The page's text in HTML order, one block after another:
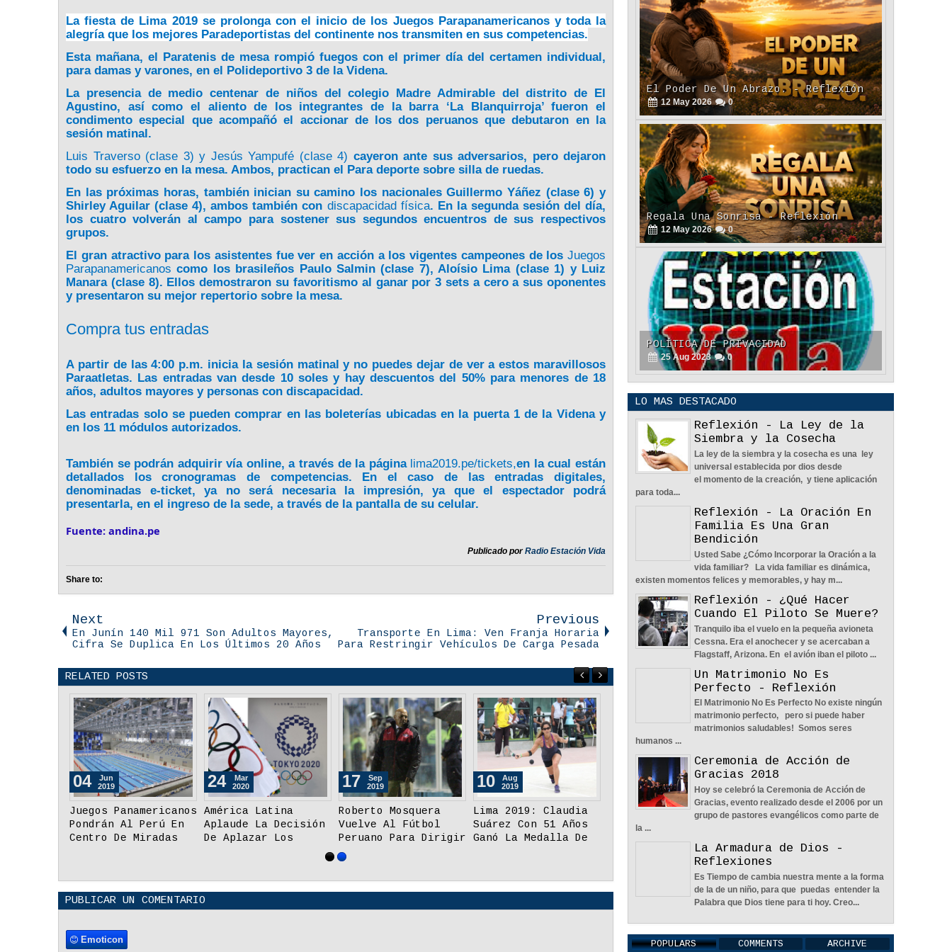
La fiesta de Lima 2019 se prolonga con el inicio de los Juegos Parapanamericanos y toda la
alegría que los mejores Paradeportistas del continente nos transmiten en sus competencias.
Esta mañana, el Paratenis de mesa rompió fuegos con el primer día del certamen individual,
para damas y varones, en el Polideportivo 3 de la Videna.
La presencia de medio centenar de niños del colegio Madre Admirable del distrito de El
Agustino, así como el aliento de los integrantes de la barra ‘La Blanquirroja’ fueron el
condimento especial que acompañó el accionar de los dos peruanos que debutaron en la
sesión matinal.
Luis Traverso (clase 3) y Jesús Yampufé (clase 4) cayeron ante sus adversarios, pero dejaron
todo su esfuerzo en la mesa. Ambos, practican el Para deporte sobre silla de ruedas.
En las próximas horas, también inician su camino los nacionales Guillermo Yáñez (clase 6) y
Shirley Aguilar (clase 4), ambos también con discapacidad física. En la segunda sesión del día,
los cuatro volverán al campo para sostener sus segundos encuentros de sus respectivos
grupos.
El gran atractivo para los asistentes fue ver en acción a los vigentes campeones de los Juegos
Parapanamericanos como los brasileños Paulo Salmin (clase 7), Aloísio Lima (clase 1) y Luiz
Manara (clase 8). Ellos demostraron su favoritismo al ganar por 3 sets a cero a sus oponentes
y presentaron su mejor repertorio sobre la mesa.
Compra tus entradas
A partir de las 4:00 p.m. inicia la sesión matinal y no puedes dejar de ver a estos maravillosos
Paraatletas. Las entradas van desde 10 soles y hay descuentos del 50% para menores de 18
años, adultos mayores y personas con discapacidad.
Las entradas solo se pueden comprar en las boleterías ubicadas en la puerta 1 de la Videna y
en los 11 módulos autorizados.
También se podrán adquirir vía online, a través de la página lima2019.pe/tickets,en la cual están
detallados los cronogramas de competencias. En el caso de las entradas digitales,
denominadas e-ticket, ya no será necesaria la impresión, ya que el espectador podrá
presentarla, en el ingreso de la sede, a través de la pantalla de su celular.
Fuente: andina.pe
Publicado porRadio Estación Vida
Share to:
Next
En Junín 140 Mil 971 Son Adultos Mayores,
Cifra Se Duplica En Los Últimos 20 Años
Previous
Transporte En Lima: Ven Franja Horaria
Para Restringir Vehículos De Carga Pesada
RELATED POSTS
Perú derrota a
República Dominicana
en Mundial de
19
Jul
2019
Juegos Panamericanos
Pondrán Al Perú En
Centro De Miradas
04
Jun
2019
América Latina
Aplaude La Decisión
De Aplazar Los
Juegos De Tokio 2020
24
Mar
2020
Roberto Mosquera
Vuelve Al Fútbol
Peruano Para Dirigir
17
Sep
2019
Lima 2019: Claudia
Suárez Con 51 Años
Oro En Frontón
Aug
2019
PUBLICAR UN COMENTARIO
Emoticon
El Poder De Un Abrazo. - Reflexión
12 May 2026 0
Regala Una Sonrisa - Reflexión
12 May 2026 0
POLÍTICA DE PRIVACIDAD
25 Aug 2023 0
La Amistad y el Noviazgo -
Reflexión
2022 0
Nos Toca Escoger El Camino, Fácil O
Difícil - Reflexión
04 Jun 2022 0
Aprendiendo A Confiar A Pesar De
Las Circunstancias - Reflexión
04
En Busca De La Pareja Adecuada -
Reflexión
2022 0
LO MAS DESTACADO
Reflexión - La Ley de la
Siembra y la Cosecha
La ley de la siembra y la cosecha es una ley
universal establecida por dios desde
el momento de la creación, y tiene aplicación
para toda...
Reflexión - La Oración En
Familia Es Una Gran
Bendición
Usted Sabe ¿Cómo Incorporar la Oración a la
vida familiar? La vida familiar es dinámica,
existen momentos felices y memorables, y hay m...
Reflexión - ¿Qué Hacer
Cuando El Piloto Se Muere?
Tranquilo iba el vuelo en la pequeña avioneta
Cessna. Era el anochecer y se acercaban a
Flagstaff, Arizona. En el avión iban el piloto ...
Un Matrimonio No Es
Perfecto - Reflexión
El Matrimonio No Es Perfecto No existe ningún
matrimonio perfecto, pero si puede haber
matrimonios saludables! Somos seres
humanos ...
Ceremonia de Acción de
Gracias 2018
Hoy se celebró la Ceremonia de Acción de
Gracias, evento realizado desde el 2006 por un
grupo de pastores evangélicos como parte de
la ...
La Armadura de Dios -
Reflexiones
Es Tiempo de cambia nuestra mente a la forma
de la de un niño, para que puedas entender la
Palabra que Dios tiene para ti hoy. Creo...
POPULARS COMMENTS ARCHIVE